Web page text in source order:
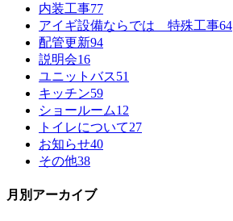
内装工事77
アイギ設備ならでは 特殊工事64
配管更新94
説明会16
ユニットバス51
キッチン59
ショールーム12
トイレについて27
お知らせ40
その他38
月別アーカイブ